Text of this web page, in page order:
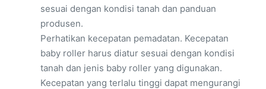
sesuai dengan kondisi tanah dan panduan
produsen.
Perhatikan kecepatan pemadatan. Kecepatan
baby roller harus diatur sesuai dengan kondisi
tanah dan jenis baby roller yang digunakan.
Kecepatan yang terlalu tinggi dapat mengurangi